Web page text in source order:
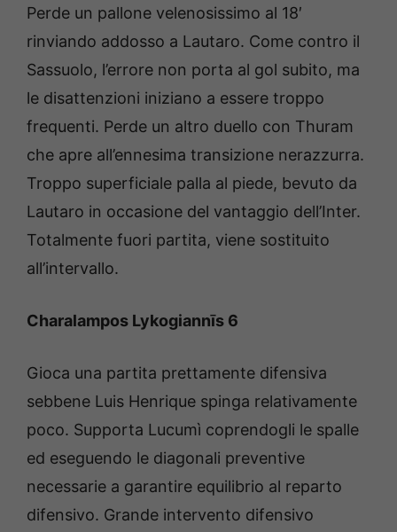
Perde un pallone velenosissimo al 18′
rinviando addosso a Lautaro. Come contro il
Sassuolo, l’errore non porta al gol subito, ma
le disattenzioni iniziano a essere troppo
frequenti. Perde un altro duello con Thuram
che apre all’ennesima transizione nerazzurra.
Troppo superficiale palla al piede, bevuto da
Lautaro in occasione del vantaggio dell’Inter.
Totalmente fuori partita, viene sostituito
all’intervallo.
Charalampos Lykogiannīs 6
Gioca una partita prettamente difensiva
sebbene Luis Henrique spinga relativamente
poco. Supporta Lucumì coprendogli le spalle
ed eseguendo le diagonali preventive
necessarie a garantire equilibrio al reparto
difensivo. Grande intervento difensivo